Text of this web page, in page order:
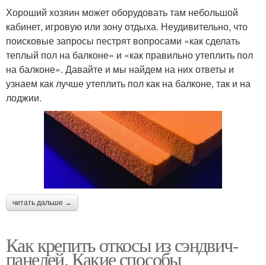
Хороший хозяин может оборудовать там небольшой
кабинет, игровую или зону отдыха. Неудивительно, что
поисковые запросы пестрят вопросами «как сделать
теплый пол на балконе» и «как правильно утеплить пол
на балконе». Давайте и мы найдем на них ответы и
узнаем как лучше утеплить пол как на балконе, так и на
лоджии.
читать дальше →
Как крепить откосы из сэндвич-
панелей. Какие способы